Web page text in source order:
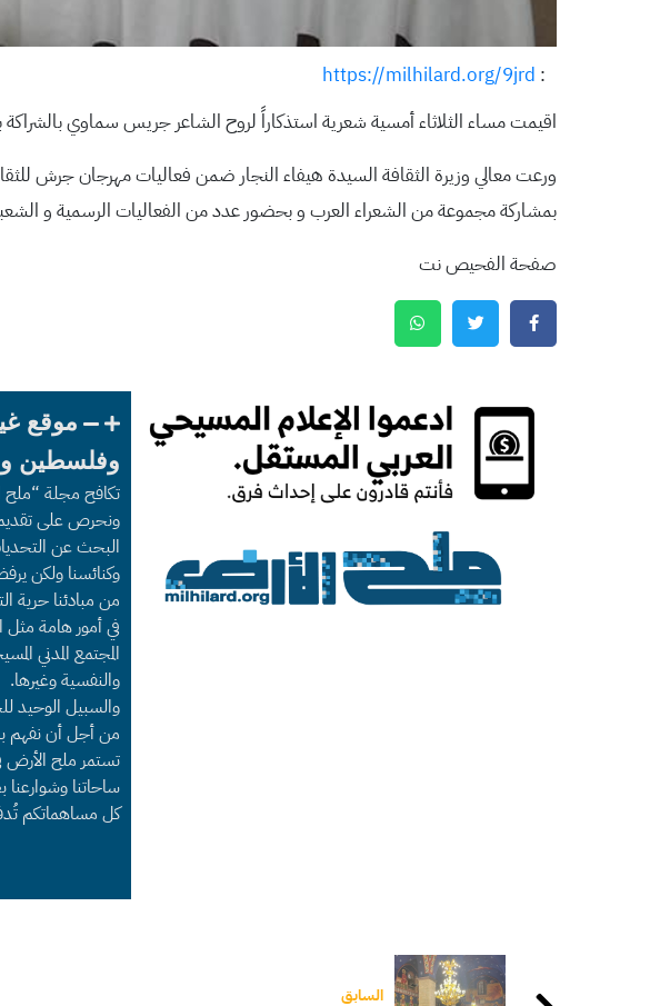
:
https://milhilard.org/9jrd
اقيمت مساء الثلاثاء أمسية شعرية استذكاراً لروح الشاعر جريس سماوي
ورعت معالي وزيرة الثقافة السيدة هيفاء النجار ضمن فعاليات مهرجان جرش
بمشاركة مجموعة من الشعراء العرب و بحضور عدد من الفعاليات الرسمية و
صفحة الفحيص نت
موقع
وفلسطين
تكافح مجلة “ملح
ونحرص على تقديم
البحث عن
وكنائسنا ولكن
من مبادئنا حرية
في أمور هامة مثل
المجتمع المدني
والنفسية وغيرها.
والسبيل الوحيد
من أجل أن نفهم
تستمر ملح الأرض
ساحاتنا وشوارعنا
كل مساهماتكم
السابق